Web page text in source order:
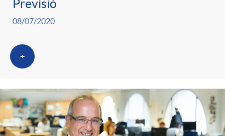
l
a
r
c
a
t
i
d
o
A
a
d
o
r
Previsió
08/07/2020
+